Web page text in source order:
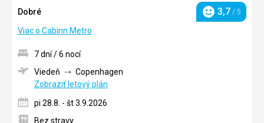
Dobré
Hodnotenie
3,7 / 5
Viac o Cabinn Metro
7 dní / 6 nocí
Viedeň
Copenhagen
Zobraziť letový plán
pi 28.8. - št 3.9.2026
Bez stravy